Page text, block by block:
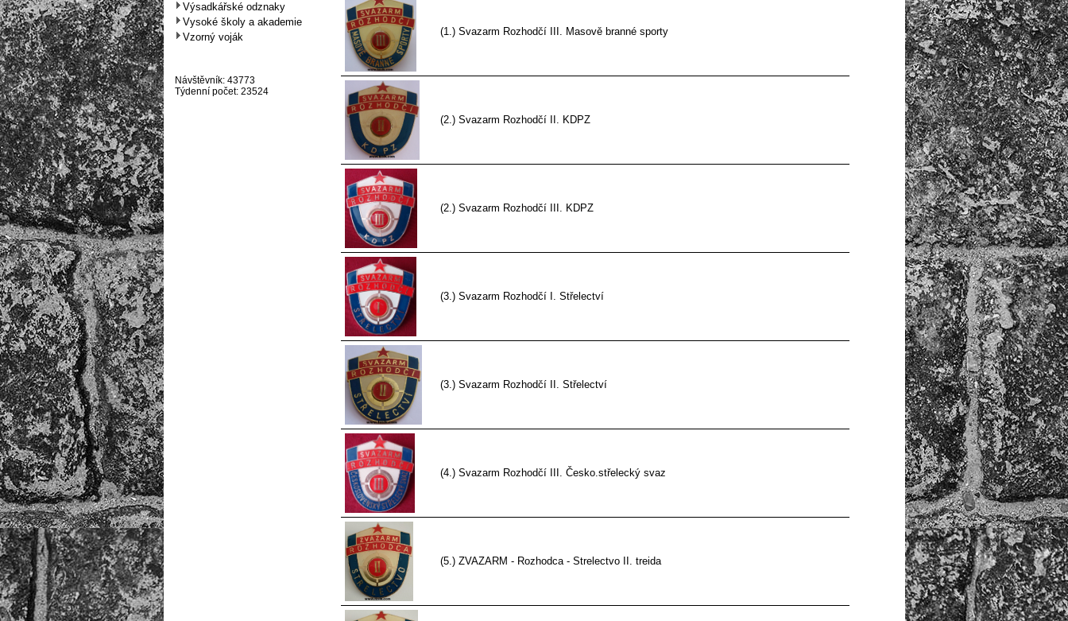
Výsadkářské odznaky
Vysoké školy a akademie
Vzorný voják
Návštěvník: 43773
Týdenní počet: 23524
(1.) Svazarm Rozhodčí III. Masově branné sporty
(2.) Svazarm Rozhodčí II. KDPZ
(2.) Svazarm Rozhodčí III. KDPZ
(3.) Svazarm Rozhodčí I. Střelectví
(3.) Svazarm Rozhodčí II. Střelectví
(4.) Svazarm Rozhodčí III. Česko.střelecký svaz
(5.) ZVAZARM - Rozhodca - Strelectvo II. treida